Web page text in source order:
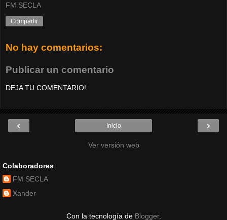
FM SECLA
Compartir
No hay comentarios:
Publicar un comentario
DEJA TU COMENTARIO!
‹ ›
Inicio
Ver versión web
Colaboradores
FM SECLA
Xander
Con la tecnología de Blogger.